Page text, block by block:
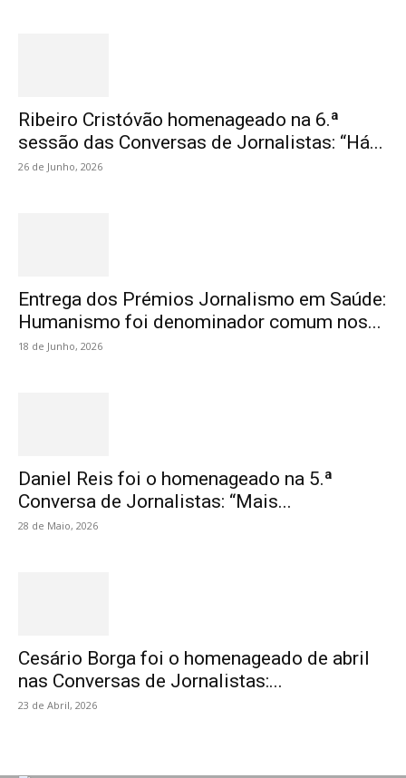
Ribeiro Cristóvão homenageado na 6.ª
sessão das Conversas de Jornalistas: “Há...
26 de Junho, 2026
Entrega dos Prémios Jornalismo em Saúde:
Humanismo foi denominador comum nos...
18 de Junho, 2026
Daniel Reis foi o homenageado na 5.ª
Conversa de Jornalistas: “Mais...
28 de Maio, 2026
Cesário Borga foi o homenageado de abril
nas Conversas de Jornalistas:...
23 de Abril, 2026